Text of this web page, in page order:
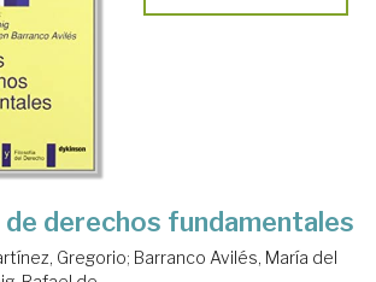
de derechos fundamentales
Gregorio; Barranco Avilés, María del